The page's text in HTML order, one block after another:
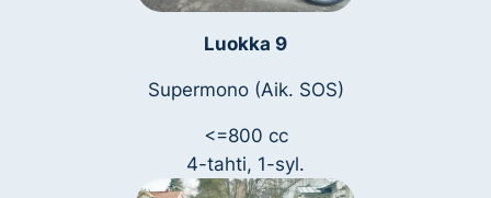
Luokka 9
Supermono (Aik. SOS)
<=800 cc
4-tahti, 1-syl.